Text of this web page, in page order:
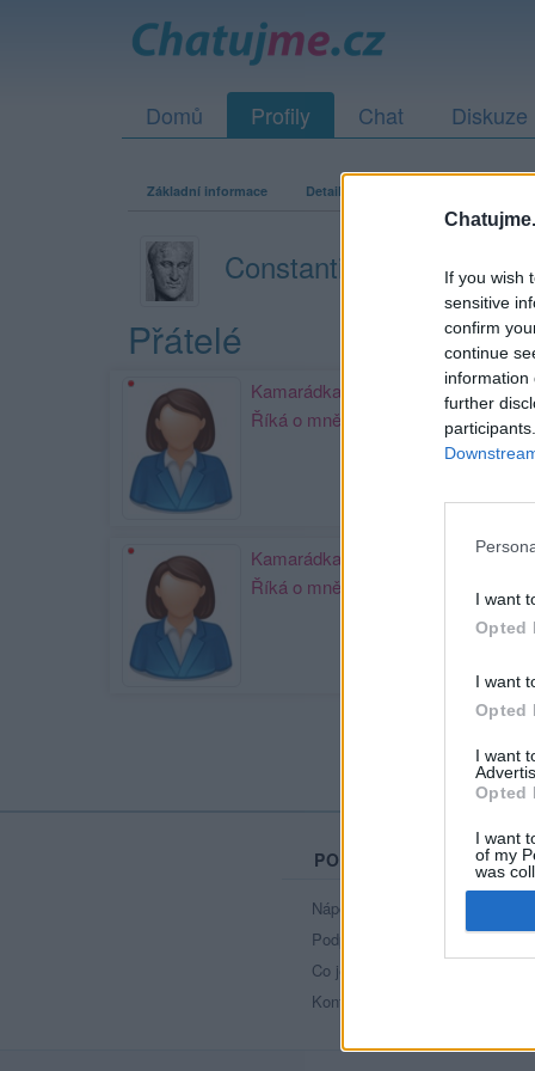
If you wish
sensitive
confirm
continue
information
further
I want
Opted
I want
Opted
I want
Opted
I want
of my
was
Opted
Domů Profily Chat Diskuze
Základní informace Detailní informace
Constantius
Přátelé
Kamarádka:
Říká o mně:
Kamarádka:
Říká o mně:
PORTÁL
Nápověda
Podpořte nás
Co je nového
Kontakt